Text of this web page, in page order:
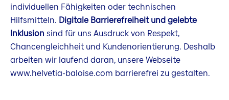
individuellen Fähigkeiten oder technischen
Hilfsmitteln. Digitale Barrierefreiheit und gelebte
Inklusion sind für uns Ausdruck von Respekt,
Chancengleichheit und Kundenorientierung. Deshalb
arbeiten wir laufend daran, unsere Webseite
www.helvetia-baloise.com barrierefrei zu gestalten.